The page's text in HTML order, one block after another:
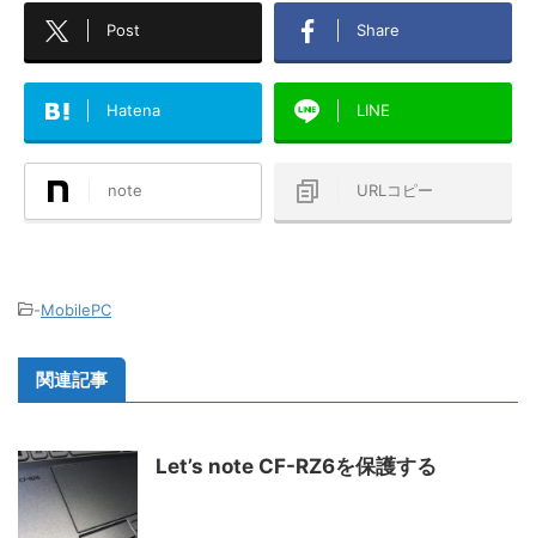
Post Share
Hatena LINE
note URLコピー
-MobilePC
関連記事
Let’s note CF-RZ6を保護する